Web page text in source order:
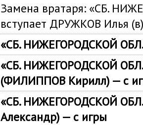
Замена вратаря: «СБ.
вступает ДРУЖКОВ Илья (в)
«СБ. НИЖЕГОРОДСКОЙ
«СБ. НИЖЕГОРОДСКОЙ
(ФИЛИППОВ Кирилл) — с
«СБ. НИЖЕГОРОДСКОЙ
Александр) — с игры